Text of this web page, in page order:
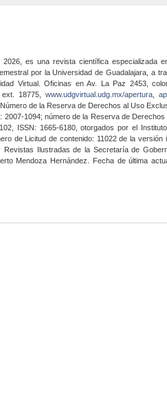
es una revista científica especializada
por la Universidad de Guadalajara, a
Virtual. Oficinas en Av. La Paz 2453,
ext. 18775,www.udgvirtual.udg.mx/apertura
de la Reserva de Derechos al Uso
2007-1094; número de la Reserva de
ISSN: 1665-6180, otorgados por el
de Licitud de contenido: 11022 de la versión
Ilustradas de la Secretaría de
Mendoza Hernández. Fecha de última